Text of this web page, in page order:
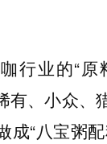
行业的“原
有、小众、
“八宝粥配